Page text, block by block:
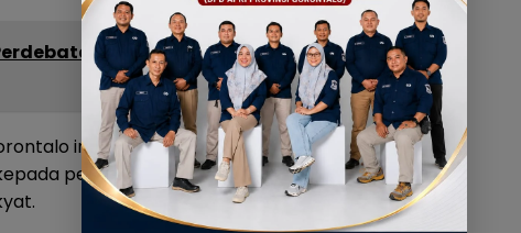
Kontraproduktif, Sepakat Dengan
ini, mengajak semua elemen agar terus
pemerintah agar kebijakan yang disusun